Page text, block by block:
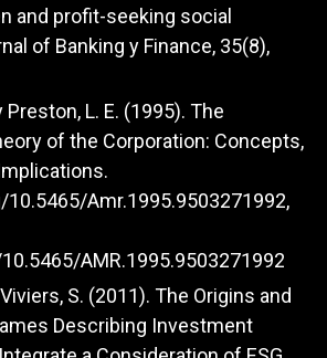
and profit-seeking social
of Banking y Finance, 35(8),
Preston, L. E. (1995). The
of the Corporation: Concepts,
10.5465/Amr.1995.9503271992,
AMR.1995.9503271992
S. (2011). The Origins and
Describing Investment